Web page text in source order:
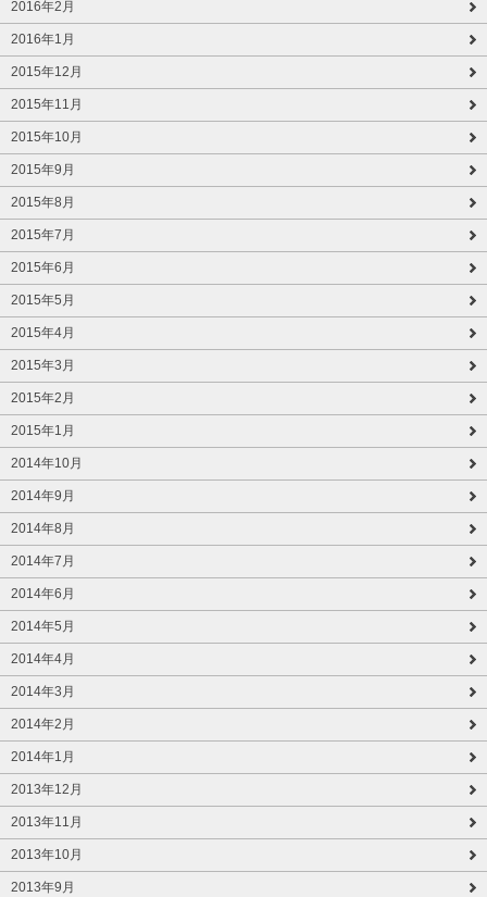
2016年2月
2016年1月
2015年12月
2015年11月
2015年10月
2015年9月
2015年8月
2015年7月
2015年6月
2015年5月
2015年4月
2015年3月
2015年2月
2015年1月
2014年10月
2014年9月
2014年8月
2014年7月
2014年6月
2014年5月
2014年4月
2014年3月
2014年2月
2014年1月
2013年12月
2013年11月
2013年10月
2013年9月